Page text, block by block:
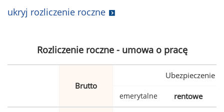
ukryj rozliczenie roczne
Rozliczenie roczne - umowa o pracę
Brutto
Ubezpieczenie
emerytalne rentowe